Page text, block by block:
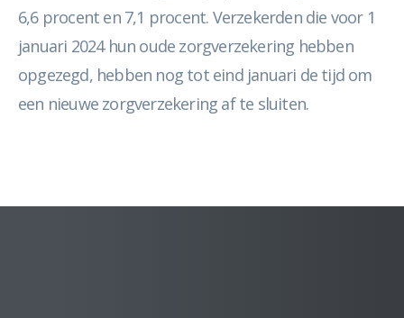
6,6 procent en 7,1 procent. Verzekerden die voor 1
januari 2024 hun oude zorgverzekering hebben
opgezegd, hebben nog tot eind januari de tijd om
een nieuwe zorgverzekering af te sluiten.